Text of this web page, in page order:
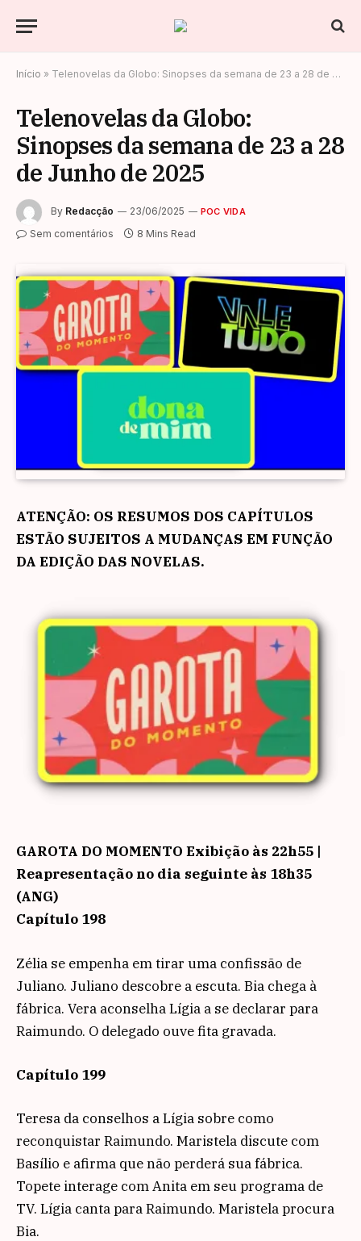
Início » Telenovelas da Globo: Sinopses da semana de 23 a 28 de Junho de 2025
Telenovelas da Globo:
Sinopses da semana de 23 a 28
de Junho de 2025
By Redacção 23/06/2025 POC VIDA
Sem comentários 8 Mins Read
ATENÇÃO: OS RESUMOS DOS CAPÍTULOS
ESTÃO SUJEITOS A MUDANÇAS EM FUNÇÃO
DA EDIÇÃO DAS NOVELAS.
GAROTA DO MOMENTO Exibição às 22h55 |
Reapresentação no dia seguinte às 18h35
(ANG)
Capítulo 198
Zélia se empenha em tirar uma confissão de
Juliano. Juliano descobre a escuta. Bia chega à
fábrica. Vera aconselha Lígia a se declarar para
Raimundo. O delegado ouve fita gravada.
Capítulo 199
Teresa da conselhos a Lígia sobre como
reconquistar Raimundo. Maristela discute com
Basílio e afirma que não perderá sua fábrica.
Topete interage com Anita em seu programa de
TV. Lígia canta para Raimundo. Maristela procura
Bia.